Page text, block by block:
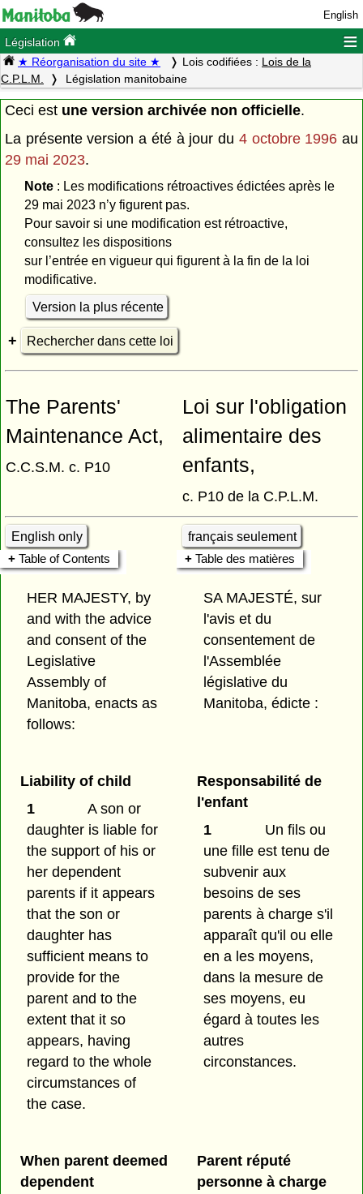
English
Législation ≡
★ Réorganisation du site ★ Lois codifiées : Lois de la
C.P.L.M.
Législation manitobaine
Ceci est une version archivée non officielle.
La présente version a été à jour du 4 octobre 1996 au
29 mai 2023.
Note: Les modifications rétroactives édictées après le
29 mai 2023 n’y figurent pas.
Pour savoir si une modification est rétroactive,
consultez les dispositions
sur l’entrée en vigueur qui figurent à la fin de la loi
modificative.
Version la plus récente
Rechercher dans cette loi
The Parents'
Maintenance Act,
C.C.S.M. c. P10
Loi sur l'obligation
alimentaire des
enfants,
c. P10 de la C.P.L.M.
English only
français seulement
Table of Contents
Table des matières
HER MAJESTY, by
and with the advice
and consent of the
Legislative
Assembly of
Manitoba, enacts as
follows:
SA MAJESTÉ, sur
l'avis et du
consentement de
l'Assemblée
législative du
Manitoba, édicte :
Liability of child
1
A son or
daughter is liable for
the support of his or
her dependent
parents if it appears
that the son or
daughter has
sufficient means to
provide for the
parent and to the
extent that it so
appears, having
regard to the whole
circumstances of
the case.
Responsabilité de
l'enfant
1
Un fils ou
une fille est tenu de
subvenir aux
besoins de ses
parents à charge s'il
apparaît qu'il ou elle
en a les moyens,
dans la mesure de
ses moyens, eu
égard à toutes les
autres
circonstances.
When parent deemed
dependent
Parent réputé
personne à charge